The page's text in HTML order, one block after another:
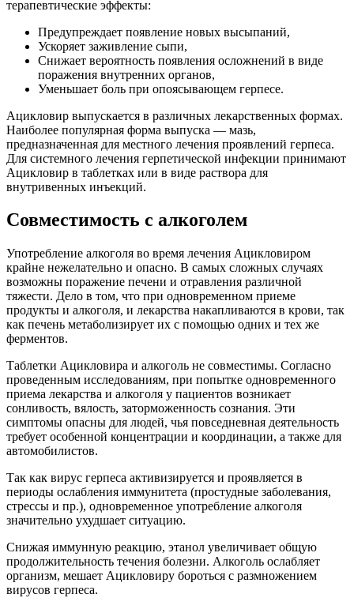
терапевтические эффекты:
Предупреждает появление новых высыпаний,
Ускоряет заживление сыпи,
Снижает вероятность появления осложнений в виде
поражения внутренних органов,
Уменьшает боль при опоясывающем герпесе.
Ацикловир выпускается в различных лекарственных формах.
Наиболее популярная форма выпуска — мазь,
предназначенная для местного лечения проявлений герпеса.
Для системного лечения герпетической инфекции принимают
Ацикловир в таблетках или в виде раствора для
внутривенных инъекций.
Совместимость с алкоголем
Употребление алкоголя во время лечения Ацикловиром
крайне нежелательно и опасно. В самых сложных случаях
возможны поражение печени и отравления различной
тяжести. Дело в том, что при одновременном приеме
продукты и алкоголя, и лекарства накапливаются в крови, так
как печень метаболизирует их с помощью одних и тех же
ферментов.
Таблетки Ацикловира и алкоголь не совместимы. Согласно
проведенным исследованиям, при попытке одновременного
приема лекарства и алкоголя у пациентов возникает
сонливость, вялость, заторможенность сознания. Эти
симптомы опасны для людей, чья повседневная деятельность
требует особенной концентрации и координации, а также для
автомобилистов.
Так как вирус герпеса активизируется и проявляется в
периоды ослабления иммунитета (простудные заболевания,
стрессы и пр.), одновременное употребление алкоголя
значительно ухудшает ситуацию.
Снижая иммунную реакцию, этанол увеличивает общую
продолжительность течения болезни. Алкоголь ослабляет
организм, мешает Ацикловиру бороться с размножением
вирусов герпеса.